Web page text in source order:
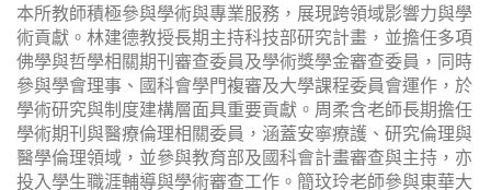
本所教師積極參與學術與專業服務，展現跨領域影響力與學
術貢獻。林建德教授長期主持科技部研究計畫，並擔任多項
佛學與哲學相關期刊審查委員及學術獎學金審查委員，同時
參與學會理事、國科會學門複審及大學課程委員會運作，於
學術研究與制度建構層面具重要貢獻。周柔含老師長期擔任
學術期刊與醫療倫理相關委員，涵蓋安寧療護、研究倫理與
醫學倫理領域，並參與教育部及國科會計畫審查與主持，亦
投入學生職涯輔導與學術審查工作。簡玟玲老師參與東華大